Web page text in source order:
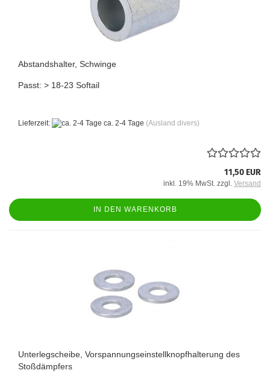
Abstandshalter, Schwinge
Passt: > 18-23 Softail
Lieferzeit: ca. 2-4 Tage (Ausland divers)
11,50 EUR
inkl. 19% MwSt. zzgl. Versand
IN DEN WARENKORB
Unterlegscheibe, Vorspannungseinstellknopfhalterung des
Stoßdämpfers